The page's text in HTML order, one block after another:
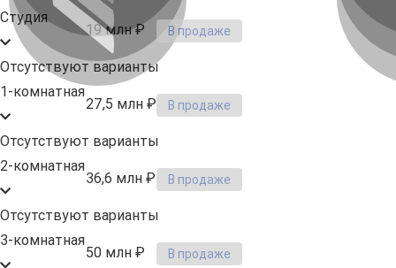
Предыдущее
Предыдущее
Предыдущее
Студия
19 млн ₽ В продаже
Отсутствуют варианты
1-комнатная
27,5 млн ₽ В продаже
Отсутствуют варианты
2-комнатная
36,6 млн ₽ В продаже
Отсутствуют варианты
3-комнатная
50 млн ₽ В продаже